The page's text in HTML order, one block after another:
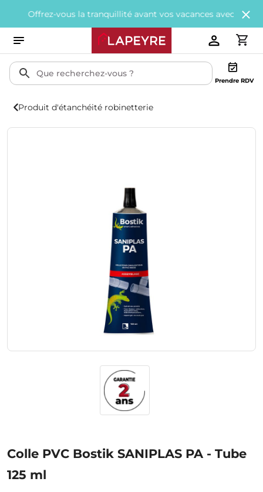
vous la tranquillité avant vos vacances avec200€ offerts
Prendre RDV
Produit d'étanchéité robinetterie
Colle PVC Bostik SANIPLAS PA - Tube
125 ml